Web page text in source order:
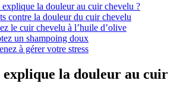
explique la douleur au cuir chevelu ?
contre la douleur du cuir chevelu
le cuir chevelu à l’huile d’olive
un shampoing doux
à gérer votre stress
explique la douleur au cuir